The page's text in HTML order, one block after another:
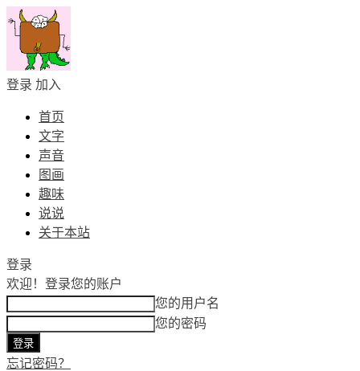
登录 加入
首页
文字
声音
图画
趣味
说说
关于本站
登录
欢迎！ 登录您的账户
您的用户名
您的密码
忘记密码？